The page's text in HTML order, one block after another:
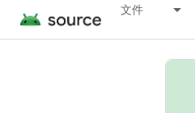
文件